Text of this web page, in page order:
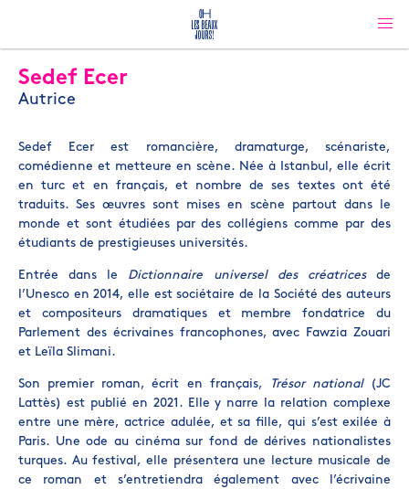
Sedef Ecer
Autrice
Sedef Ecer est romancière, dramaturge, scénariste,
comédienne et metteure en scène. Née à Istanbul, elle écrit
en turc et en français, et nombre de ses textes ont été
traduits. Ses œuvres sont mises en scène partout dans le
monde et sont étudiées par des collégiens comme par des
étudiants de prestigieuses universités.
Entrée dans le Dictionnaire universel des créatricesde
l’Unesco en 2014, elle est sociétaire de la Société des auteurs
et compositeurs dramatiques et membre fondatrice du
Parlement des écrivaines francophones, avec Fawzia Zouari
et Leïla Slimani.
Son premier roman, écrit en français, Trésor national(JC
Lattès) est publié en 2021. Elle y narre la relation complexe
entre une mère, actrice adulée, et sa fille, qui s’est exilée à
Paris. Une ode au cinéma sur fond de dérives nationalistes
turques. Au festival, elle présentera une lecture musicale de
ce roman et s’entretiendra également avec l’écrivaine